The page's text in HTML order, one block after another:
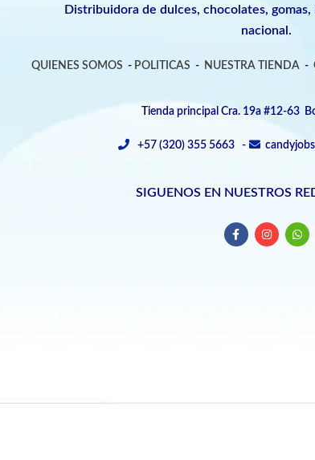
Distribuidora de dulces, chocolates, gomas,
nacional.
QUIENES SOMOS - POLITICAS - NUESTRA TIENDA-
Tienda principal Cra. 19a #12-63
+57 (320) 355 5663 -
SIGUENOS EN NUESTROS